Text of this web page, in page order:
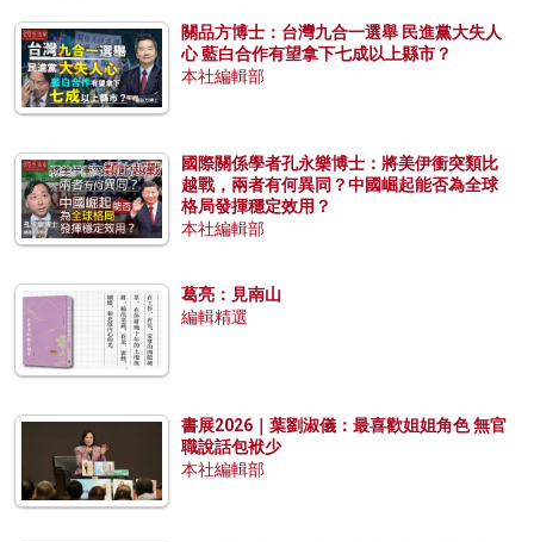
關品方博士：台灣九合一選舉 民進黨大失人
心 藍白合作有望拿下七成以上縣市？
本社編輯部
國際關係學者孔永樂博士：將美伊衝突類比
越戰，兩者有何異同？中國崛起能否為全球
格局發揮穩定效用？
本社編輯部
葛亮：見南山
編輯精選
書展2026｜葉劉淑儀：最喜歡姐姐角色 無官
職說話包袱少
本社編輯部